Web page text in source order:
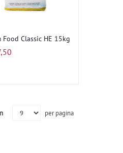
Food Classic HE 15kg
per pagina